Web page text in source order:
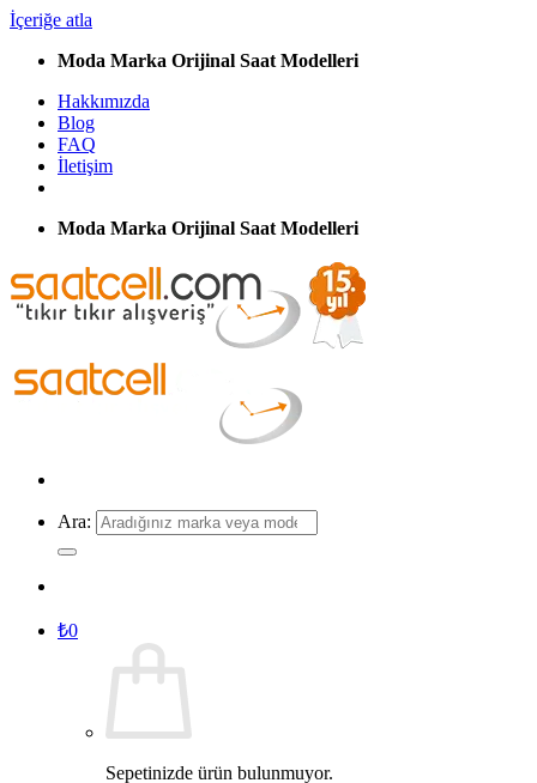
İçeriğe atla
Moda Marka Orijinal Saat Modelleri
Hakkımızda
Blog
FAQ
İletişim
Moda Marka Orijinal Saat Modelleri
Ara:
₺0
Sepetinizde ürün bulunmuyor.